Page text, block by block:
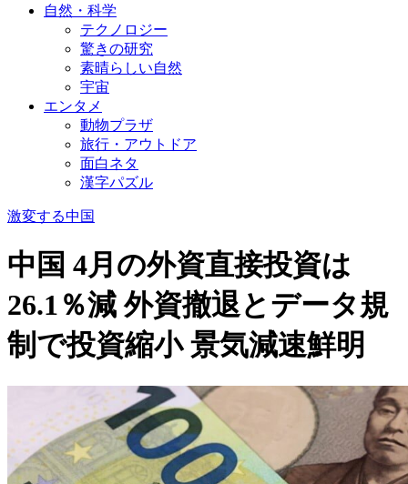
自然・科学
テクノロジー
驚きの研究
素晴らしい自然
宇宙
エンタメ
動物プラザ
旅行・アウトドア
面白ネタ
漢字パズル
激変する中国
中国 4月の外資直接投資は
26.1％減 外資撤退とデータ規
制で投資縮小 景気減速鮮明